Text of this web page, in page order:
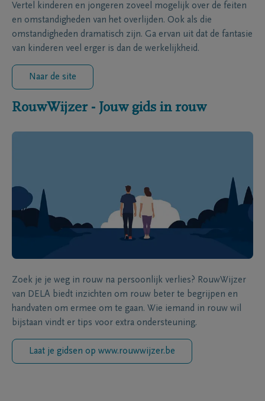
Vertel kinderen en jongeren zoveel mogelijk over de feiten
en omstandigheden van het overlijden. Ook als die
omstandigheden dramatisch zijn. Ga ervan uit dat de fantasie
van kinderen veel erger is dan de werkelijkheid.
Naar de site
RouwWijzer - Jouw gids in rouw
Zoek je je weg in rouw na persoonlijk verlies? RouwWijzer
van DELA biedt inzichten om rouw beter te begrijpen en
handvaten om ermee om te gaan. Wie iemand in rouw wil
bijstaan vindt er tips voor extra ondersteuning.
Laat je gidsen op www.rouwwijzer.be